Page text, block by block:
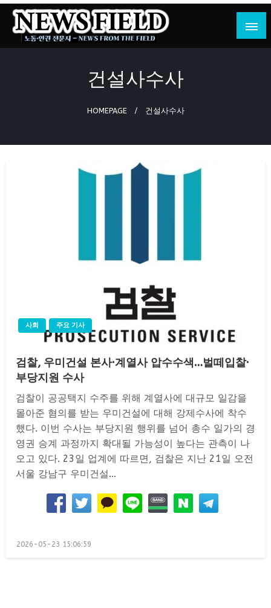
Skip
content
뉴스필드
노동·인권 전문지
건설사수사
HOMEPAGE 건설사수사
사회 주요 기사
검찰, 우미건설 본사·계열사 압수수색…벌떼입찰·
부당지원 수사
검찰이 공공택지 수주를 위해 계열사에 대규모 일감을
몰아준 혐의를 받는 우미건설에 대해 강제수사에 착수
했다. 이번 수사는 부당지원 행위를 넘어 총수 일가의 경
영권 승계 과정까지 확대될 가능성이 높다는 관측이 나
오고 있다. 23일 업계에 따르면, 검찰은 지난 21일 오전
서울 강남구 우미건설…
Posted
2026-05-23 15:06:59